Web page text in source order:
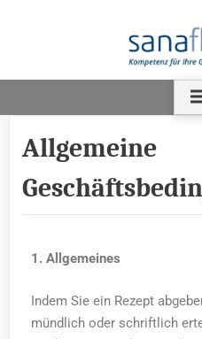
Allgemeine
1. Allgemeines
Indem Sie ein Rezept
mündlich oder schriftlich